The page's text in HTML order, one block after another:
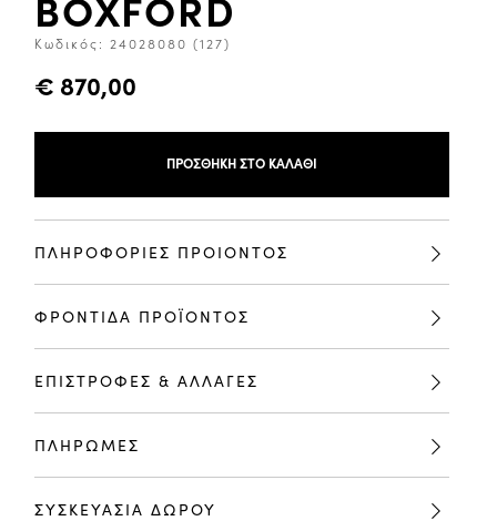
Κωδικός: 24028080 (127)
€ 870,00
ΠΡΟΣΘΉΚΗ ΣΤΟ ΚΑΛΆΘΙ
ΠΛΗΡΟΦΟΡΙΕΣ ΠΡΟΙΟΝΤΟΣ
ΦΡΟΝΤΙΔΑ ΠΡΟΪΟΝΤΟΣ
ΕΠΙΣΤΡΟΦΕΣ & ΑΛΛΑΓΕΣ
ΠΛΗΡΩΜΕΣ
ΣΥΣΚΕΥΑΣΙΑ ΔΩΡΟΥ